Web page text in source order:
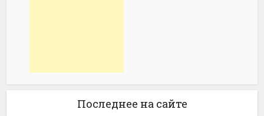
Последнее на сайте